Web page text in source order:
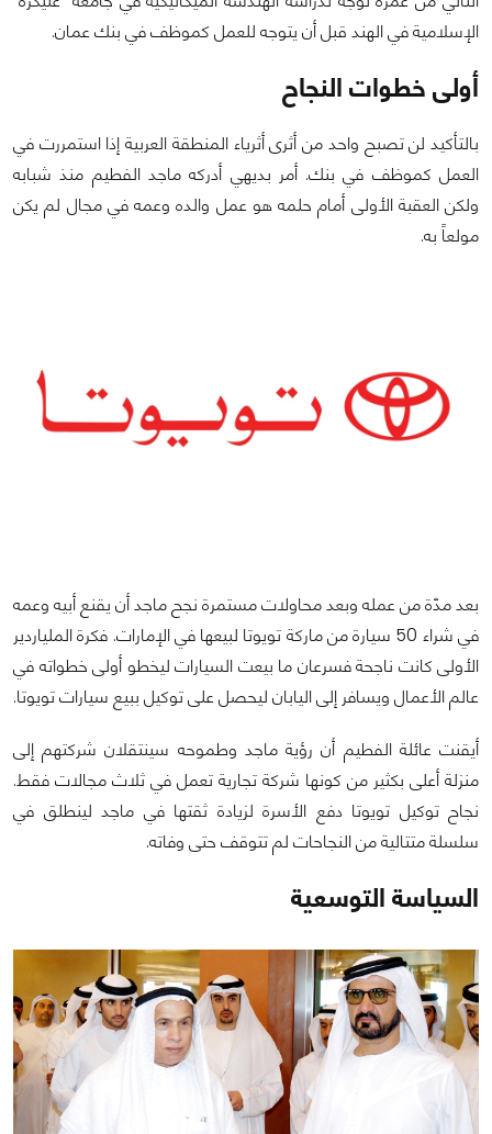
الإسلامية في الهند قبل أن يتوجه للعمل كموظف في بنك عمان.
أولى خطوات النجاح
بالتأكيد لن تصبح واحد من أثرى أثرياء المنطقة العربية إذا استمررت في
العمل كموظف في بنك. أمر بديهي أدركه ماجد الفطيم منذ شبابه
ولكن العقبة الأولى أمام حلمه هو عمل والده وعمه في مجال لم يكن
مولعاً به.
بعد مدّة من عمله وبعد محاولات مستمرة نجح ماجد أن يقنع أبيه وعمه
في شراء 50 سيارة من ماركة تويوتا لبيعها في الإمارات. فكرة الملياردير
الأولى كانت ناجحة فسرعان ما بيعت السيارات ليخطو أولى خطواته في
عالم الأعمال ويسافر إلى اليابان ليحصل على توكيل ببيع سيارات تويوتا.
أيقنت عائلة الفطيم أن رؤية ماجد وطموحه سينتقلان شركتهم إلى
منزلة أعلى بكثير من كونها شركة تجارية تعمل في ثلاث مجالات فقط.
نجاح توكيل تويوتا دفع الأسرة لزيادة ثقتها في ماجد لينطلق في
سلسلة متتالية من النجاحات لم تتوقف حتى وفاته.
السياسة التوسعية